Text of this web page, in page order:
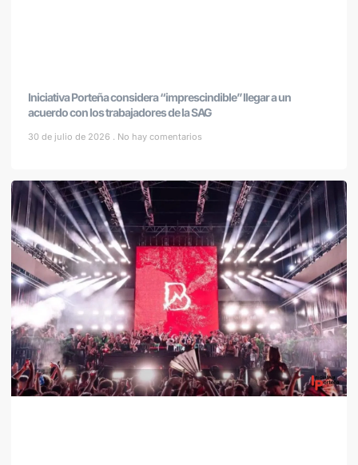
Iniciativa Porteña considera “imprescindible” llegar a un
acuerdo con los trabajadores de la SAG
30 de julio de 2026 No hay comentarios